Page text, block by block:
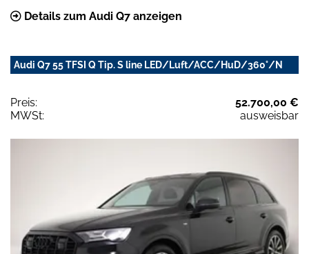
Details zum Audi Q7 anzeigen
Audi Q7 55 TFSI Q Tip. S line LED/Luft/ACC/HuD/360°/N
Preis:
52.700,00 €
MWSt:
ausweisbar